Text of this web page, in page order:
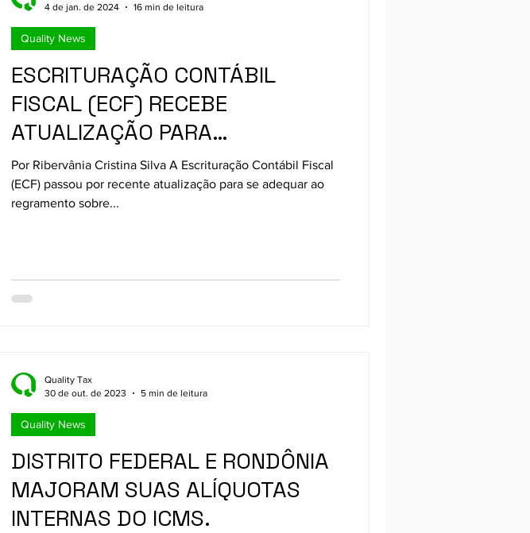
ESCRITURAÇÃO CONTÁBIL
FISCAL (ECF) RECEBE
ATUALIZAÇÃO PARA
ADEQUAÇÃO ÀS NOVAS REGRAS
DE PREÇOS DE TRANSFERÊNCIA
Por Ribervânia Cristina Silva A Escrituração Contábil Fiscal
(ECF) passou por recente atualização para se adequar ao
regramento sobre...
Quality News
4 de jan. de 2024
16 min de leitura
DISTRITO FEDERAL E RONDÔNIA
MAJORAM SUAS ALÍQUOTAS
INTERNAS DO ICMS.
Quality News
Quality Tax
30 de out. de 2023
5 min de leitura